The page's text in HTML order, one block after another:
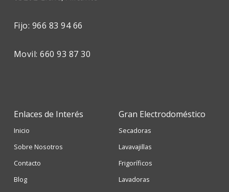
Fijo: 966 83 94 66
Movil: 660 93 87 30
Enlaces de Interés
Inicio
Sobre Nosotros
Contacto
Blog
Gran Electrodoméstico
Secadoras
Lavavajillas
Frigoríficos
Lavadoras